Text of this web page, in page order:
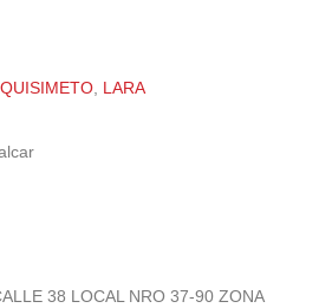
LARA
38 LOCAL NRO 37-90 ZONA